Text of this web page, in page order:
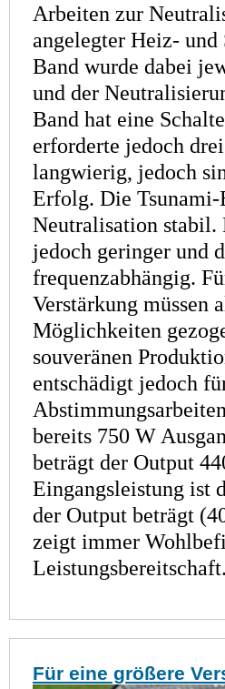
Arbeiten zur
angelegter Heiz- und
Band wurde dabei
und der
Band hat eine
erforderte jedoch
langwierig, jedoch
Erfolg. Die Tsunami-
Neutralisation stabil.
jedoch geringer und
frequenz­abhängig.
Verstärkung müssen
Möglichkeiten
souveränen
entschädigt jedoch
bereits 750 W
beträgt der Output
Eingangsleistung ist
der Output beträgt
zeigt immer
Für eine größere